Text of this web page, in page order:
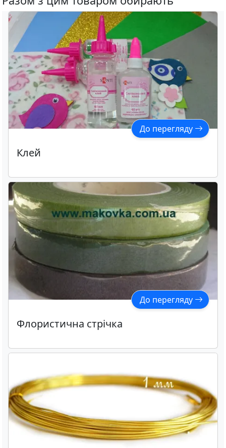
До перегляду
Клей
До перегляду
Флористична стрічка